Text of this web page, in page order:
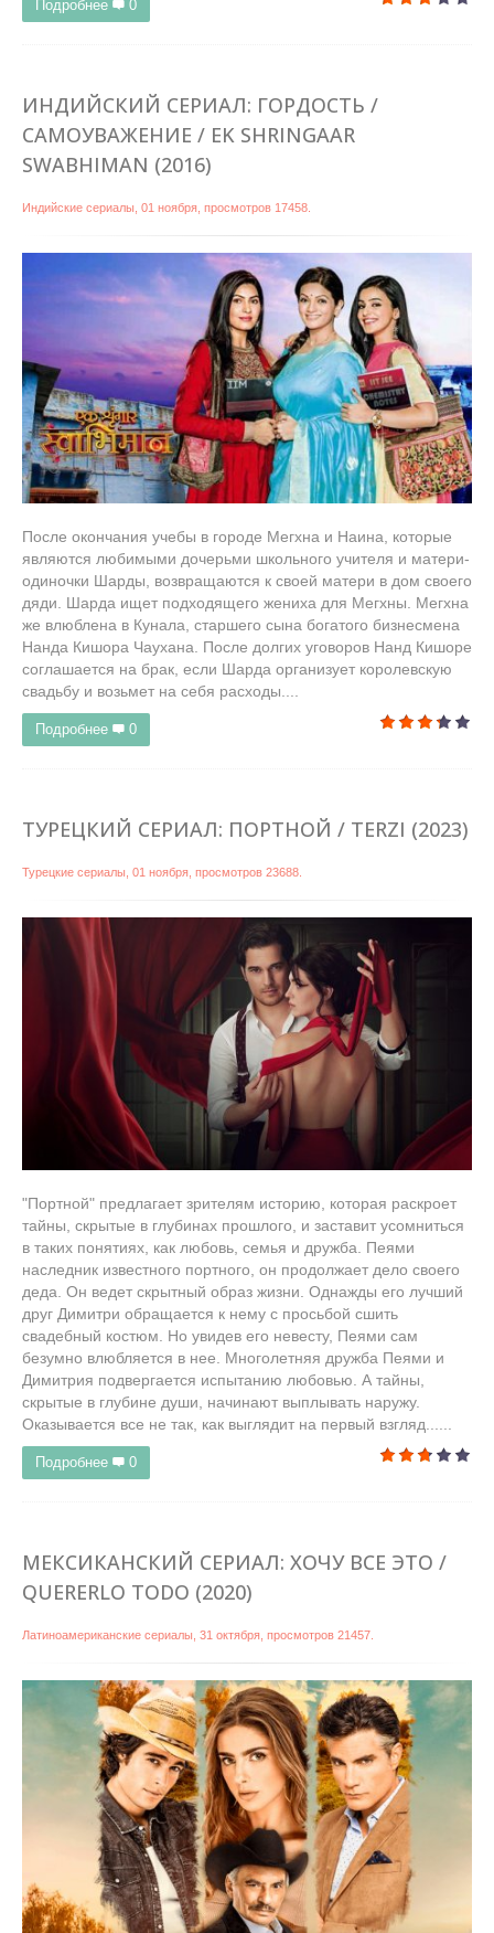
Подробнее 0
ИНДИЙСКИЙ СЕРИАЛ: ГОРДОСТЬ /
САМОУВАЖЕНИЕ / EK SHRINGAAR
SWABHIMAN (2016)
Индийские сериалы 01 ноября , просмотров 17458.
После окончания учебы в городе Мегхна и Наина, которые
являются любимыми дочерьми школьного учителя и матери-
одиночки Шарды, возвращаются к своей матери в дом своего
дяди. Шарда ищет подходящего жениха для Мегхны. Мегхна
же влюблена в Кунала, старшего сына богатого бизнесмена
Нанда Кишора Чаухана. После долгих уговоров Нанд Кишоре
соглашается на брак, если Шарда организует королевскую
свадьбу и возьмет на себя расходы....
Подробнее 0
ТУРЕЦКИЙ СЕРИАЛ: ПОРТНОЙ / TERZI (2023)
Турецкие сериалы 01 ноября , просмотров 23688.
"Портной" предлагает зрителям историю, которая раскроет
тайны, скрытые в глубинах прошлого, и заставит усомниться
в таких понятиях, как любовь, семья и дружба. Пеями
наследник известного портного, он продолжает дело своего
деда. Он ведет скрытный образ жизни. Однажды его лучший
друг Димитри обращается к нему с просьбой сшить
свадебный костюм. Но увидев его невесту, Пеями сам
безумно влюбляется в нее. Многолетняя дружба Пеями и
Димитрия подвергается испытанию любовью. А тайны,
скрытые в глубине души, начинают выплывать наружу.
Оказывается все не так, как выглядит на первый взгляд......
Подробнее 0
МЕКСИКАНСКИЙ СЕРИАЛ: ХОЧУ ВСЕ ЭТО /
QUERERLO TODO (2020)
Латиноамериканские сериалы 31 октября , просмотров 21457.